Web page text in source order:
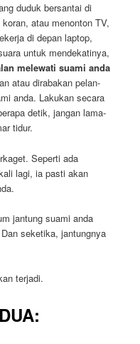
duduk bersantai di
atau menonton TV,
di depan laptop,
untuk mendekatinya,
melewati suami anda
atau dirabakan pelan-
anda. Lakukan secara
detik, jangan lama-
tidur.
Seperti ada
lagi, ia pasti akan
jantung suami anda
seketika, jantungnya
terjadi.